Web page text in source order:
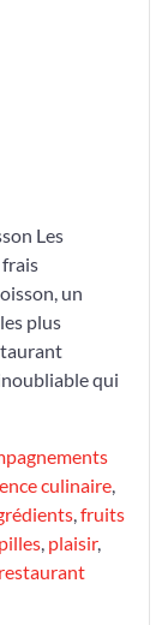
Les
un
plus
qui
culinaire
fruits
plaisir,
restaurant